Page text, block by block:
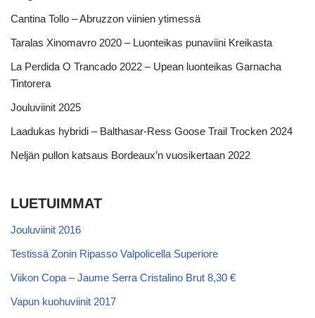
Cantina Tollo – Abruzzon viinien ytimessä
Taralas Xinomavro 2020 – Luonteikas punaviini Kreikasta
La Perdida O Trancado 2022 – Upean luonteikas Garnacha
Tintorera
Jouluviinit 2025
Laadukas hybridi – Balthasar-Ress Goose Trail Trocken 2024
Neljän pullon katsaus Bordeaux’n vuosikertaan 2022
LUETUIMMAT
Jouluviinit 2016
Testissä Zonin Ripasso Valpolicella Superiore
Viikon Copa – Jaume Serra Cristalino Brut 8,30 €
Vapun kuohuviinit 2017